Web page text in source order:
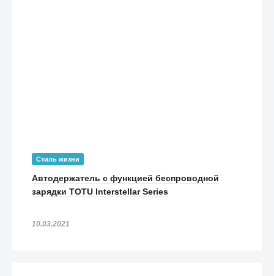
Стиль жизни
Автодержатель с функцией беспроводной
зарядки TOTU Interstellar Series
10.03.2021